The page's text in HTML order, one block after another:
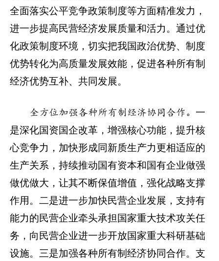
全面落实公平竞争政策制度等方面精准发力，
进一步提高民营经济发展质量和活力。通过优
化政策制度环境，切实把我国政治优势、制度
优势转化为高质量发展效能，促进各种所有制
经济优势互补、共同发展。
全方位加强各种所有制经济协同合作。 一
是深化国资国企改革，增强核心功能，提升核
心竞争力，加快形成同新质生产力更相适应的
生产关系，持续推动国有资本和国有企业做强
做优做大，让其不断保值增值，强化战略支撑
作用。二是进一步加快民营企业发展，支持有
能力的民营企业牵头承担国家重大技术攻关任
务，向民营企业进一步开放国家重大科研基础
设施。三是加强各种所有制经济协同合作。支